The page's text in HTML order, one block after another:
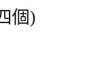
個)